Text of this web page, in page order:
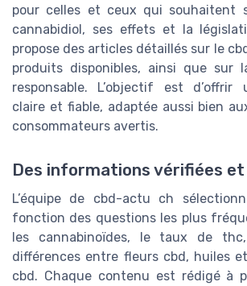
pour celles et ceux qui souhaitent
cannabidiol, ses effets et la
propose des articles détaillés sur le
produits disponibles, ainsi que sur
responsable. L’objectif est d’offrir
claire et fiable, adaptée aussi bien
consommateurs avertis.
Des informations vérifiées
L’équipe de cbd-actu ch
fonction des questions les plus
les cannabinoïdes, le taux de
différences entre fleurs cbd, huiles
cbd. Chaque contenu est rédigé à